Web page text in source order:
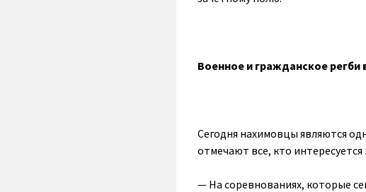
Военное и гражданское регби
Сегодня нахимовцы являются
отмечают все, кто
— На соревнованиях, которые